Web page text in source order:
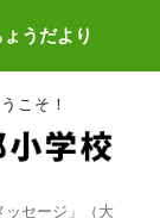
こそ！
うだより
ッセージ」（大